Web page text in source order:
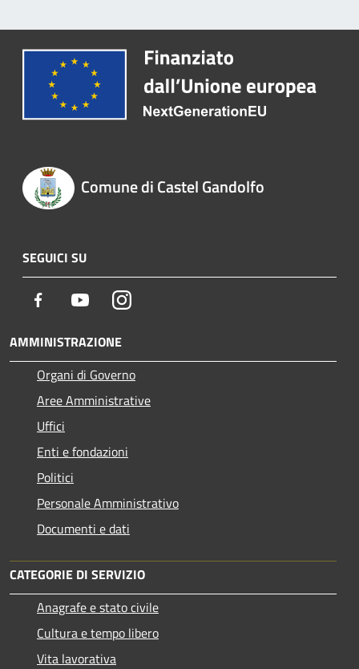
Comune di Castel Gandolfo
SEGUICI SU
Facebook YoutubeInstagram
AMMINISTRAZIONE
Organi di Governo
Aree Amministrative
Uffici
Enti e fondazioni
Politici
Personale Amministrativo
Documenti e dati
CATEGORIE DI SERVIZIO
Anagrafe e stato civile
Cultura e tempo libero
Vita lavorativa